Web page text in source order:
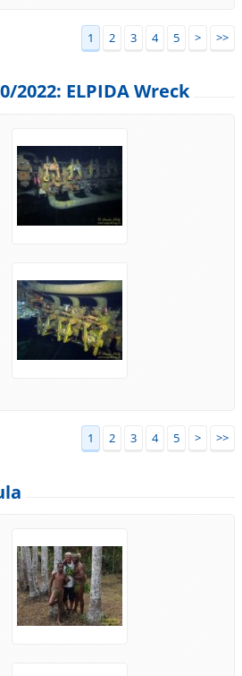
1 2 3 4 5 > >>
2022: ELPIDA Wreck
1 2 3 4 5 > >>